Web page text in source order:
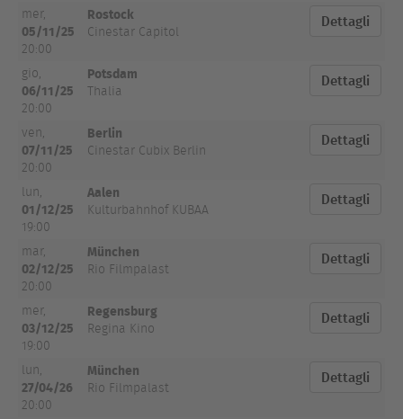
mer,
05/11/25
20:00
Rostock
Cinestar Capitol
Dettagli
gio,
06/11/25
20:00
Potsdam
Thalia
Dettagli
ven,
07/11/25
20:00
Berlin
Cinestar Cubix Berlin
Dettagli
lun,
01/12/25
19:00
Aalen
Kulturbahnhof KUBAA
Dettagli
mar,
02/12/25
20:00
München
Rio Filmpalast
Dettagli
mer,
03/12/25
19:00
Regensburg
Regina Kino
Dettagli
lun,
27/04/26
20:00
München
Rio Filmpalast
Dettagli